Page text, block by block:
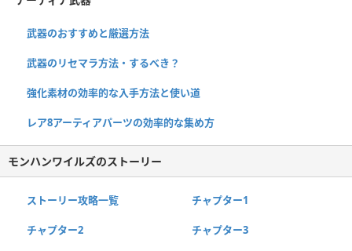
武器のおすすめと厳選方法
武器のリセマラ方法・するべき？
強化素材の効率的な入手方法と使い道
レア8アーティアパーツの効率的な集め方
モンハンワイルズのストーリー
ストーリー攻略一覧 チャプター1
チャプター2 チャプター3